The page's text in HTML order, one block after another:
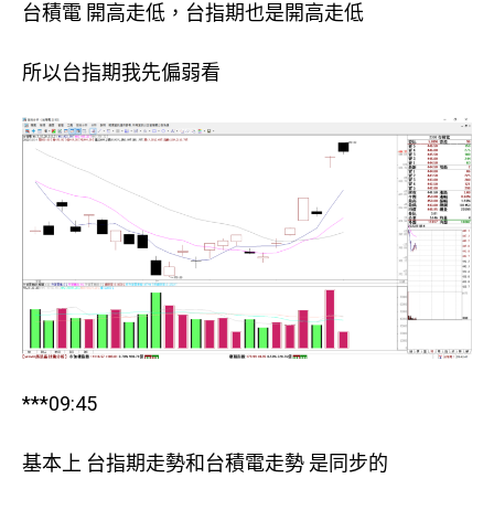
台積電 開高走低，台指期也是開高走低
所以台指期我先偏弱看
***09:45
基本上 台指期走勢和台積電走勢 是同步的